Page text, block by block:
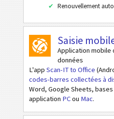
HIBC PAS Aztec
HIBC PAS
HIBC PAS Data
HIBC PAS Micro
HIBC PAS PDF417
HIBC PAS QR-
NTIN (Data
Renouvellement
Saisie
Application mobile
données
L'app Scan-IT to Office
codes-barres collectées à
Word, Google Sheets,
application PCou Mac.